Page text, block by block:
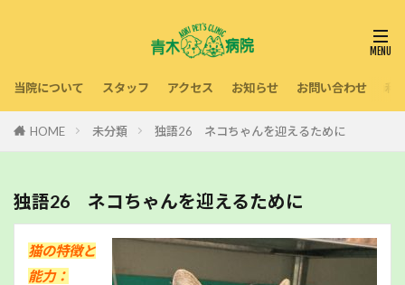
当院について スタッフ アクセス お知らせ お問い合わせ 利
HOME 未分類 独語26 ネコちゃんを迎えるために
独語26 ネコちゃんを迎えるために
猫の特徴と
能力：